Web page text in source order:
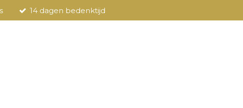
14 dagen bedenktijd